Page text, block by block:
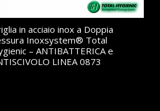
in acciaio inox a Doppia
Inoxsystem® Total
– ANTIBATTERICA e
LINEA 0873